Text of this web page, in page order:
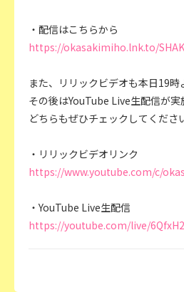
・配信はこちらから
https://okasakimiho.lnk.to/
また、リリックビデオも本日19時
その後はYouTube Live生配信が実
どちらもぜひチェックしてくださ
・リリックビデオリンク
https://www.youtube.com/c/
・YouTube Live生配信
https://youtube.com/live/